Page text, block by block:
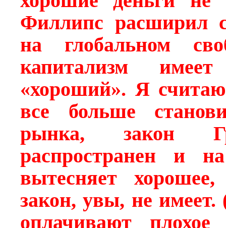
Филлипс расширил
на глобальном
капитализм
«хороший». Я
все больше
рынка, закон
распространен и
вытесняет
закон, увы, не имеет.
оплачивают